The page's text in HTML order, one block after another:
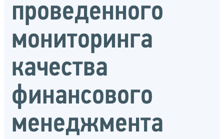
проведенного
мониторинга
качества
финансового
менеджмента